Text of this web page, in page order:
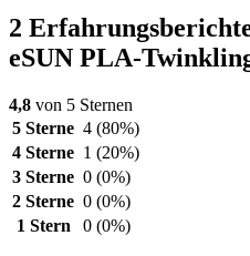
2
eSUN PLA-
4,8 von 5 Sternen
5 Sterne 4 (80%)
4 Sterne 1 (20%)
3 Sterne 0 (0%)
2 Sterne 0 (0%)
1 Stern
0 (0%)